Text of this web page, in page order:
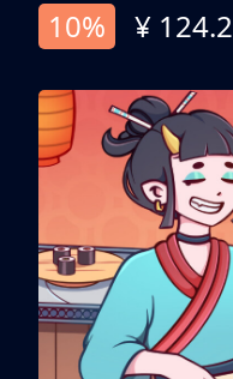
10%
¥ 124.2